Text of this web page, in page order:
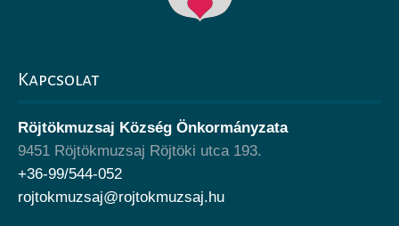
Kapcsolat
Röjtökmuzsaj Község Önkormányzata
9451 Röjtökmuzsaj Röjtöki utca 193.
+36-99/544-052
rojtokmuzsaj@rojtokmuzsaj.hu